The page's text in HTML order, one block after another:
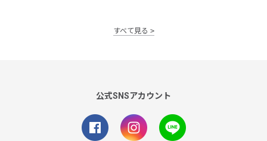
すべて見る
公式SNSアカウント